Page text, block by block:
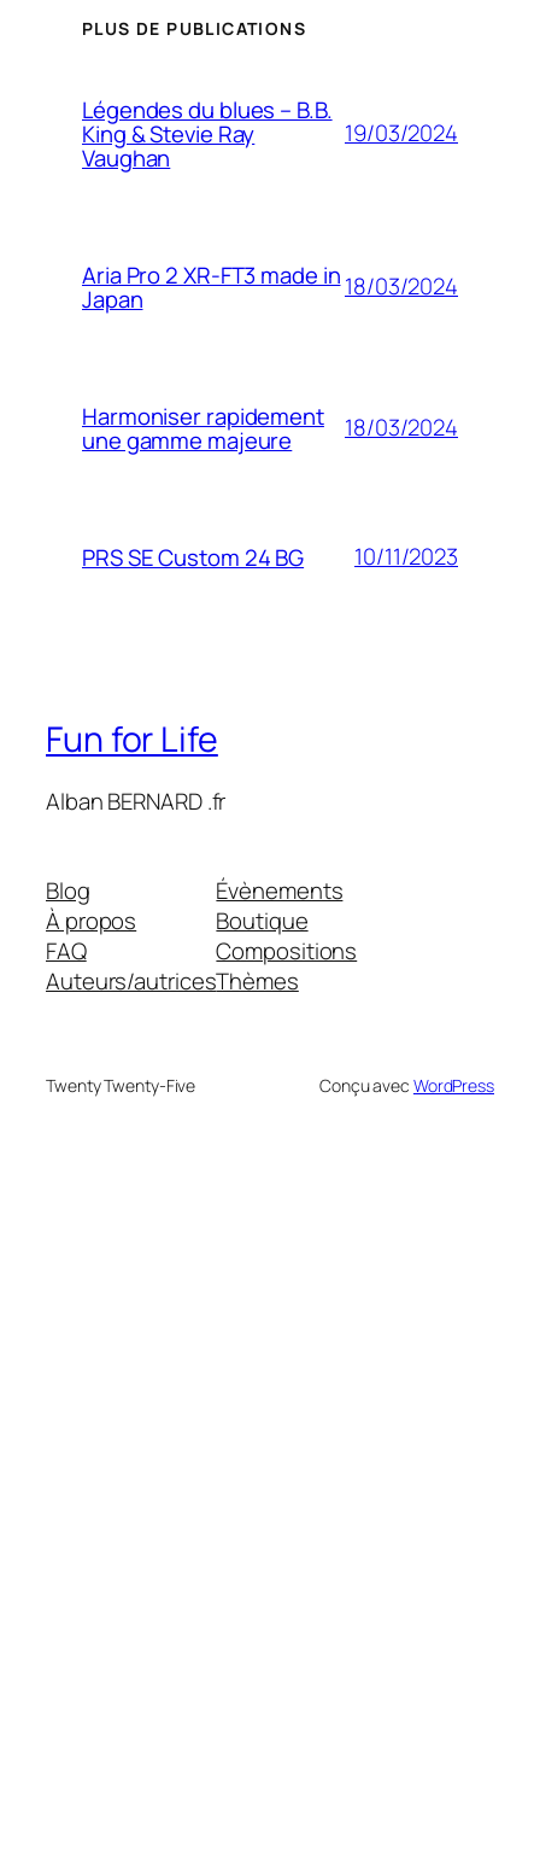
PLUS DE PUBLICATIONS
Légendes du blues – B.B.
King & Stevie Ray
Vaughan
19/03/2024
Aria Pro 2 XR-FT3 made in
Japan 18/03/2024
Harmoniser rapidement
une gamme majeure 18/03/2024
PRS SE Custom 24 BG 10/11/2023
Fun for Life
Alban BERNARD .fr
Blog
À propos
FAQ
Auteurs/autrices
Évènements
Boutique
Compositions
Thèmes
Twenty Twenty-Five Conçu avec WordPress